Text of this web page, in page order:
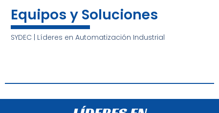
Equipos y Soluciones
SYDEC | Líderes en Automatización Industrial